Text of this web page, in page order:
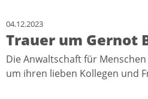
04.12.2023
Trauer um Gernot
Die Anwaltschaft für
um ihren lieben Kollegen und